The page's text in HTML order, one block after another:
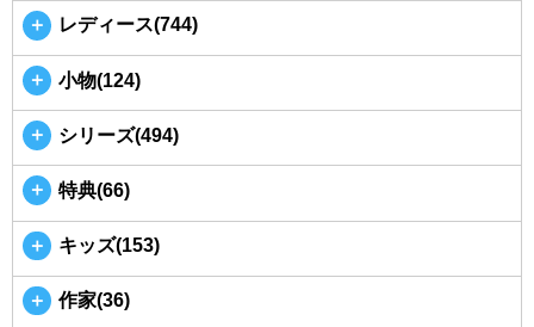
＋ レディース(744)
＋ 小物(124)
＋ シリーズ(494)
＋ 特典(66)
＋ キッズ(153)
＋ 作家(36)